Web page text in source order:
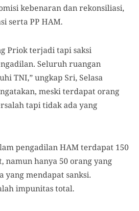
kebenaran dan rekonsiliasi,
serta PP HAM.
Priok terjadi tapi saksi
Seluruh ruangan
TNI,” ungkap Sri, Selasa
meski terdapat orang
tapi tidak ada yang
pengadilan HAM terdapat 150
namun hanya 50 orang yang
yang mendapat sanksi.
impunitas total.